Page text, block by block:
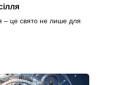
– це свято не лише для